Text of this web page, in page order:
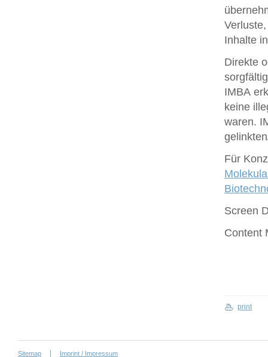
Inhalte
Direkte
IMBA
keine
waren.
Für
Screen
Content
print
Sitemap Imprint / Impressum